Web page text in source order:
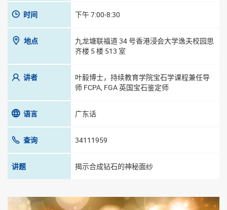
时间 下午 7:00-8:30
地点
九龙塘联福道 34 号香港浸会大学逸夫校园思
齐楼 5 楼 513 室
讲者
叶毅博士，持续教育学院宝石学课程兼任导
师 FCPA, FGA 英国宝石鉴定师
语言 广东话
查询 34111959
讲题 揭示合成钻石的神秘面纱